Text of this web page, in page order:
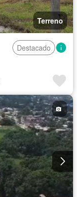
Terreno
Destacado